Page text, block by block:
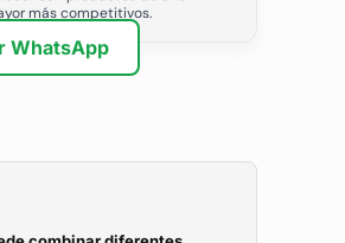
más competitivos.
WhatsApp